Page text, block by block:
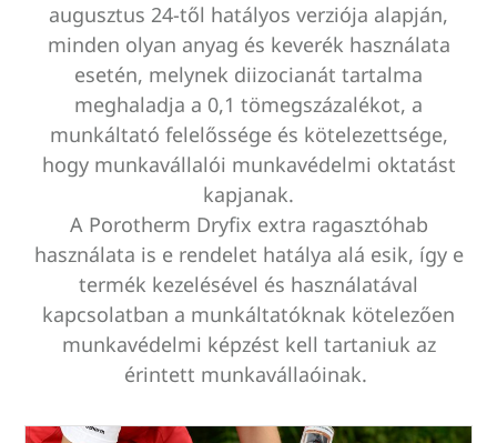
augusztus 24-től hatályos verziója alapján,
minden olyan anyag és keverék használata
esetén, melynek diizocianát tartalma
meghaladja a 0,1 tömegszázalékot, a
munkáltató felelőssége és kötelezettsége,
hogy munkavállalói munkavédelmi oktatást
kapjanak.
A Porotherm Dryfix extra ragasztóhab
használata is e rendelet hatálya alá esik, így e
termék kezelésével és használatával
kapcsolatban a munkáltatóknak kötelezően
munkavédelmi képzést kell tartaniuk az
érintett munkavállaóinak.